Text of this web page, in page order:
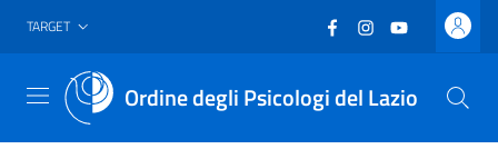
Vai al header
Vai al contenuto principale
Vai al footer
TARGET Facebook
(nuova scheda -
Instagram
(nuova scheda
YouTube
(nuova
Ordine degli Psicologi del Lazio
Menu